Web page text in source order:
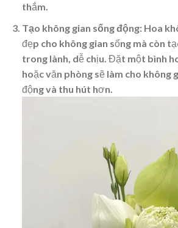
thắm.
Tạo không gian sống động: Hoa
đẹp cho không gian sống mà còn
trong lành, dễ chịu. Đặt một bình
hoặc văn phòng sẽ làm cho không
động và thu hút hơn.